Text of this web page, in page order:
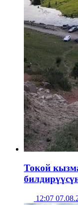
Токой
12:07